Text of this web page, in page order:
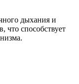
дыхания и
что способствует